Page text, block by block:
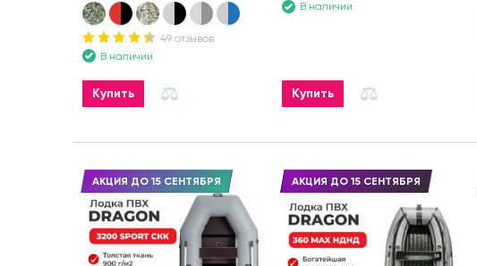
49 отзывов
В наличии
Купить
В наличии
Купить
АКЦИЯ ДО 15 СЕНТЯБРЯ АКЦИЯ ДО 15 СЕНТЯБРЯ